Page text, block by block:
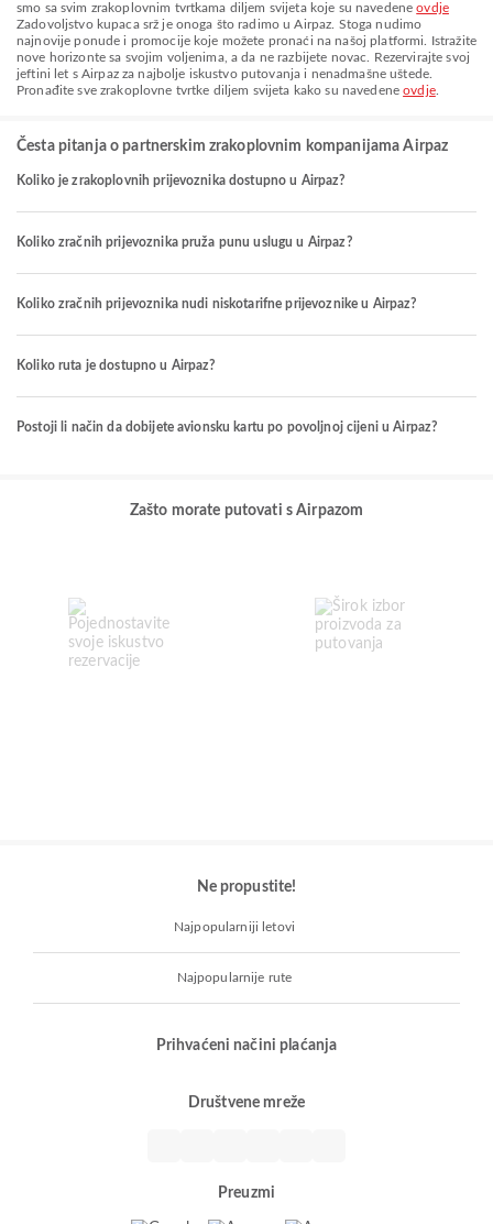
smo sa svim zrakoplovnim tvrtkama diljem svijeta koje su navedeneovdje
Zadovoljstvo kupaca srž je onoga što radimo u Airpaz. Stoga nudimo
najnovije ponude i promocije koje možete pronaći na našoj platformi. Istražite
nove horizonte sa svojim voljenima, a da ne razbijete novac. Rezervirajte svoj
jeftini let s Airpaz za najbolje iskustvo putovanja i nenadmašne uštede.
Pronađite sve zrakoplovne tvrtke diljem svijeta kako su navedeneovdje.
Česta pitanja o partnerskim zrakoplovnim kompanijama Airpaz
Koliko je zrakoplovnih prijevoznika dostupno u Airpaz?
Koliko zračnih prijevoznika pruža punu uslugu u Airpaz?
Koliko zračnih prijevoznika nudi niskotarifne prijevoznike u Airpaz?
Koliko ruta je dostupno u Airpaz?
Postoji li način da dobijete avionsku kartu po povoljnoj cijeni u Airpaz?
Zašto morate putovati s Airpazom
Ne propustite!
Najpopularniji letovi
Najpopularnije rute
Prihvaćeni načini plaćanja
Društvene mreže
Preuzmi